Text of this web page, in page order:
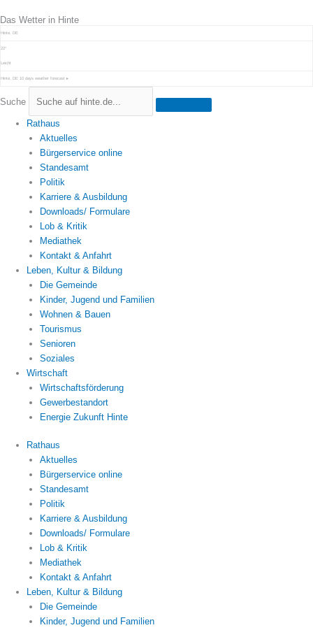
Inhalt
springen
Das Wetter in Hinte
Hinte, DE
22°
Leicht
Hinte, DE 10 days weather forecast ▸
Suche
Rathaus
Aktuelles
Bürgerservice online
Standesamt
Politik
Karriere & Ausbildung
Downloads/ Formulare
Lob & Kritik
Mediathek
Kontakt & Anfahrt
Leben, Kultur & Bildung
Die Gemeinde
Kinder, Jugend und Familien
Wohnen & Bauen
Tourismus
Senioren
Soziales
Wirtschaft
Wirtschaftsförderung
Gewerbestandort
Energie Zukunft Hinte
Rathaus
Aktuelles
Bürgerservice online
Standesamt
Politik
Karriere & Ausbildung
Downloads/ Formulare
Lob & Kritik
Mediathek
Kontakt & Anfahrt
Leben, Kultur & Bildung
Die Gemeinde
Kinder, Jugend und Familien